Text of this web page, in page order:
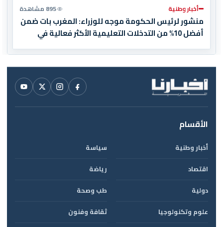
أخبار وطنية 895 مشاهدة
منشور لرئيس الحكومة موجه للوزراء: المغرب بات ضمن
أفضل 10% من التدخلات التعليمية الأكثر فعالية في
العالم
الأقسام
أخبار وطنية
سياسة
اقتصاد
رياضة
دولية
طب وصحة
علوم وتكنولوجيا
ثقافة وفنون